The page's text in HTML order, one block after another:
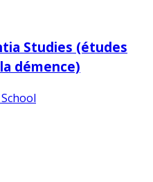
Studies (études
démence)